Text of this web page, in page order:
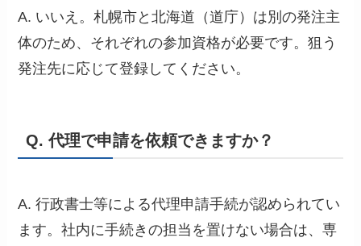
A. いいえ。札幌市と北海道（道庁）は別の発注主
体のため、それぞれの参加資格が必要です。狙う
発注先に応じて登録してください。
Q. 代理で申請を依頼できますか？
A. 行政書士等による代理申請手続が認められてい
ます。社内に手続きの担当を置けない場合は、専